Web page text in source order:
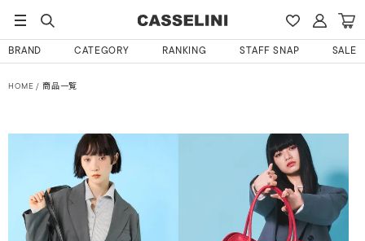
BRAND CATEGORY RANKING STAFF SNAP SALE
HOME 商品一覧